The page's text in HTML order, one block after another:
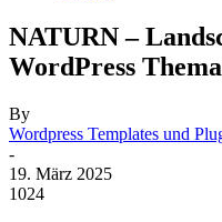
NATURN –
WordPress Thema
By
Wordpress Templates und
-
19. März 2025
1024